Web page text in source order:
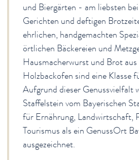
und Biergärten - am liebsten
Gerichten und deftigen
ehrlichen, handgemachten
örtlichen Bäckereien und
Hausmacherwurst und Brot aus
Holzbackofen sind eine Klasse
Aufgrund dieser Genussvielfalt
Staffelstein vom Bayerischen
für Ernährung, Landwirtschaft,
Tourismus als ein GenussOrt
ausgezeichnet.